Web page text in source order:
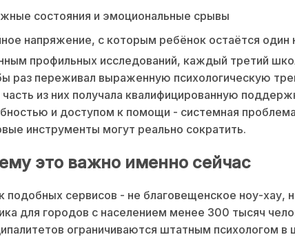
состояния и эмоциональные срывы
напряжение, с которым ребёнок остаётся один
профильных исследований, каждый третий
раз переживал выраженную психологическую
часть из них получала квалифицированную
и доступом к помощи - системная
инструменты могут реально сократить.
это важно именно сейчас
подобных сервисов - не благовещенское ноу-хау,
для городов с населением менее 300 тысяч
ограничиваются штатным психологом в